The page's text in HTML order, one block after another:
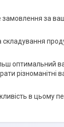
замовлення за
оптимальний
в цьому